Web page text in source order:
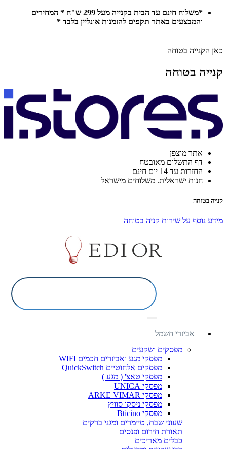
*משלוח חינם עד הבית בקנייה מעל 299 ש"ח * המחירים
והמבצעים באתר תקפים להזמנות אונליין בלבד *
כאן הקנייה בטוחה
קנייה בטוחה
אתר מוצפן
דף התשלום מאובטח
החזרות עד 14 יום חינם
חנות ישראלית. משלוחים מישראל
קנייה בטוחה
מידע נוסף על שירות קניה בטוחה
אביזרי חשמל
מפסקים ושקעים
מפסקי מגע ואביזרים חכמים WIFI
מפסקים אלחוטיים QuickSwitch
מפסקי טאצ' ( מגע )
מפסקי UNICA
מפסקי ARKE VIMAR
מפסקי ניסקו סוויץ
מפסקי Bticino
שעוני שבת, טיימרים ומגני ברקים
תאורת חירום ופנסים
כבלים מאריכים